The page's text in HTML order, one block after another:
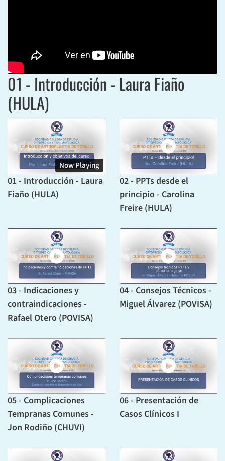
01 - Introducción - Laura Fiaño
(HULA)
Now Playing
01 - Introducción - Laura
Fiaño (HULA)
02 - PPTs desde el
principio - Carolina
Freire (HULA)
03 - Indicaciones y
contraindicaciones -
Rafael Otero (POVISA)
04 - Consejos Técnicos -
Miguel Álvarez (POVISA)
05 - Complicaciones
Tempranas Comunes -
Jon Rodiño (CHUVI)
06 - Presentación de
Casos Clínicos I